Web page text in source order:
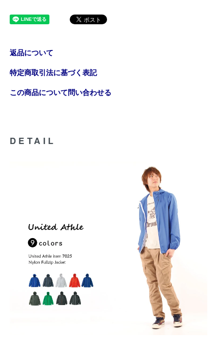
返品について
特定商取引法に基づく表記
この商品について問い合わせる
DETAIL